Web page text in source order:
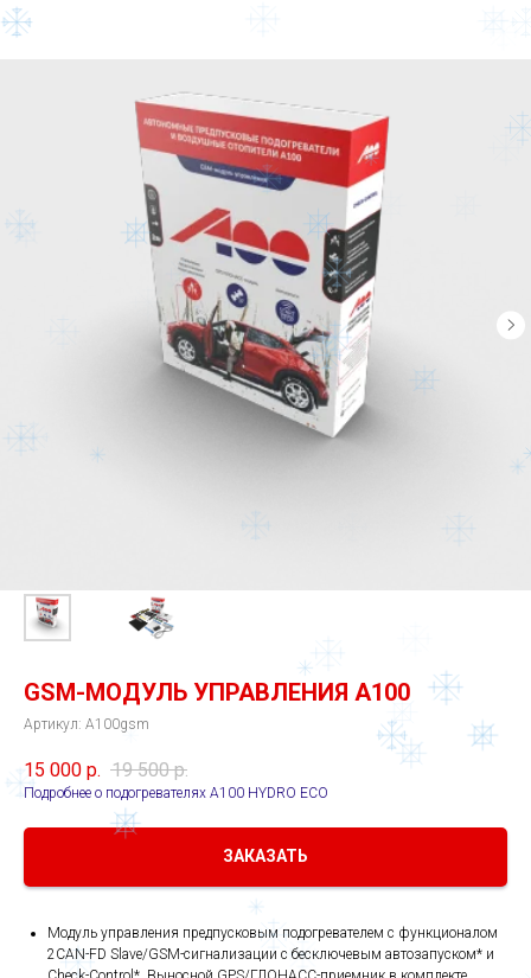
GSM-МОДУЛЬ УПРАВЛЕНИЯ А100
Артикул: A100gsm
15 000 р. 19 500 р.
Подробнее о подогревателях А100 HYDRO ECO
ЗАКАЗАТЬ
Модуль управления предпусковым подогревателем с функционалом
2CAN-FD Slave/GSM-сигнализации с бесключевым автозапуском* и